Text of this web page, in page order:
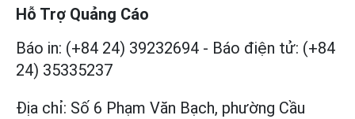
Hỗ Trợ Quảng Cáo
Báo in: (+84 24) 39232694 - Báo điện tử: (+84
24) 35335237
Địa chỉ: Số 6 Phạm Văn Bạch, phường Cầu